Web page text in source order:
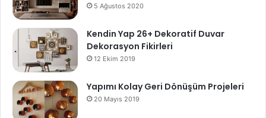
5 Ağustos 2020
Kendin Yap 26+ Dekoratif Duvar
Dekorasyon Fikirleri
12 Ekim 2019
Yapımı Kolay Geri Dönüşüm Projeleri
20 Mayıs 2019